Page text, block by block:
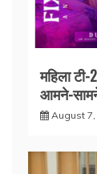
महिला
आमने-
August 7,